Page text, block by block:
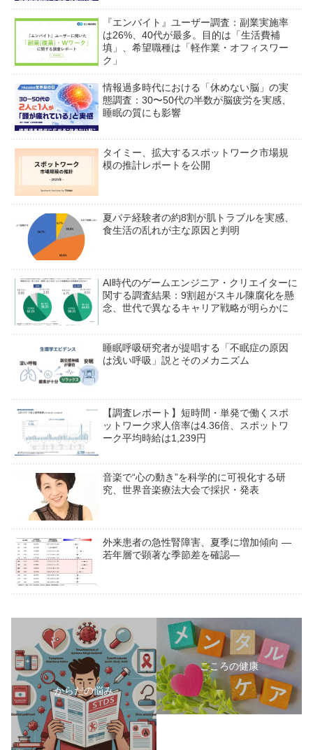
『エンバイト』ユーザー調査：副業実施率
は26%、40代が最多。目的は「生活費補
填」、希望職種は「軽作業・オフィスワー
ク」
情報過多時代における「休めない脳」の実
態調査：30〜50代の半数が脳疲労を実感、
睡眠の質にも影響
タイミー、拡大するスポットワーク市場規
模の推計レポートを公開
夏バテ経験者の約8割が肌トラブルを実感、
食生活の乱れが主な原因と判明
AI時代のゲームエンジニア・クリエイターに
関する調査結果：9割超がスキル陳腐化を懸
念、世代で異なるキャリア戦略が明らかに
睡眠呼吸研究者が提唱する「不眠症の原因
は浅い呼吸」説とそのメカニズム
【調査レポート】短時間・単発で働くスポ
ットワーク求人倍率は4.36倍、スポットワ
ーク平均時給は1,239円
音楽で“心の動き”を科学的に可視化する研
究、世界音楽療法大会で採択・発表
外来患者の急性腎障害、夏季に増加傾向 ―
若年層で顕著な季節差を確認―
からだの悩み
こころの健康